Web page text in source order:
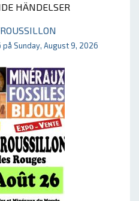
HÄNDELSER
Sunday, August 9, 2026